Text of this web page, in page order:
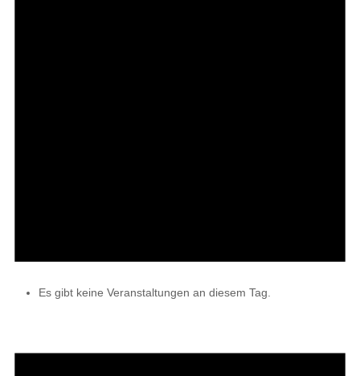
Es gibt keine Veranstaltungen an diesem Tag.